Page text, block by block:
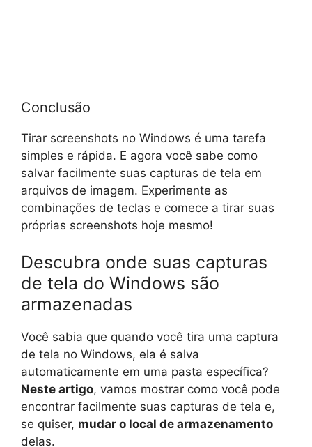
Conclusão
Tirar screenshots no Windows é uma tarefa
simples e rápida. E agora você sabe como
salvar facilmente suas capturas de tela em
arquivos de imagem. Experimente as
combinações de teclas e comece a tirar suas
próprias screenshots hoje mesmo!
Descubra onde suas capturas
de tela do Windows são
armazenadas
Você sabia que quando você tira uma captura
de tela no Windows, ela é salva
automaticamente em uma pasta específica?
Neste artigo, vamos mostrar como você pode
encontrar facilmente suas capturas de tela e,
se quiser, mudar o local de armazenamento
delas.